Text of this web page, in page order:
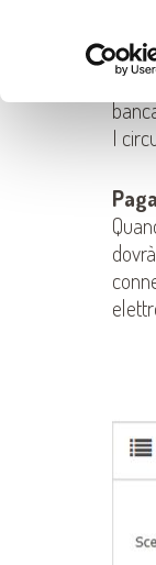
che
I